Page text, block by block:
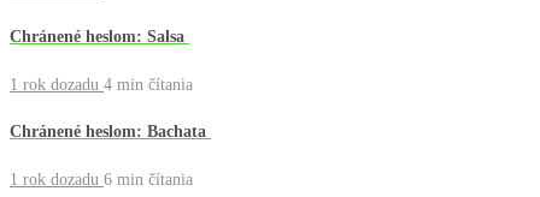
Chránené heslom: Salsa
1 rok dozadu 4 min čítania
Chránené heslom: Bachata
1 rok dozadu 6 min čítania